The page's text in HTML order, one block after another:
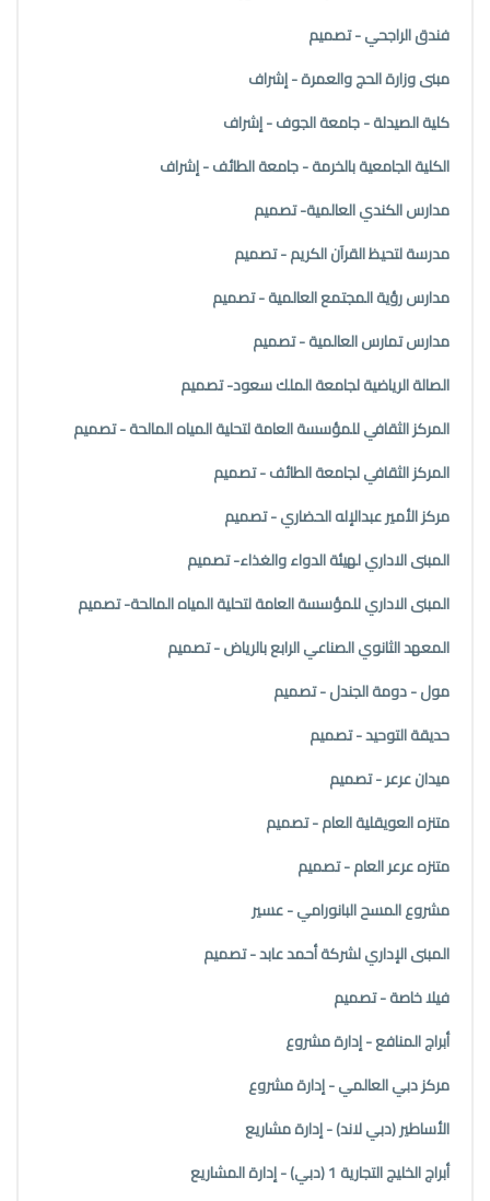
فندق الراجحي - تصميم
مبنى وزارة الحج والعمرة - إشراف
كلية الصيدلة - جامعة الجوف - إشراف
الكلية الجامعية بالخرمة - جامعة الطائف - إشراف
مدارس الكندي العالمية- تصميم
مدرسة لتحيظ القرآن الكريم - تصميم
مدارس رؤية المجتمع العالمية - تصميم
مدارس تمارس العالمية - تصميم
الصالة الرياضية لجامعة الملك سعود- تصميم
المركز الثقافي للمؤسسة العامة لتحلية المياه المالحة - تصميم
المركز الثقافي لجامعة الطائف - تصميم
مركز الأمير عبدالإله الحضاري - تصميم
المبنى الاداري لهيئة الدواء والغذاء- تصميم
المبنى الاداري للمؤسسة العامة لتحلية المياه المالحة- تصميم
المعهد الثانوي الصناعي الرابع بالرياض - تصميم
مول - دومة الجندل - تصميم
حديقة التوحيد - تصميم
ميدان عرعر - تصميم
متنزه العويقلية العام - تصميم
متنزه عرعر العام - تصميم
مشروع المسح البانورامي - عسير
المبنى الإداري لشركة أحمد عابد - تصميم
فيلا خاصة - تصميم
أبراج المنافع - إدارة مشروع
مركز دبي العالمي - إدارة مشروع
الأساطير (دبي لاند) - إدارة مشاريع
أبراج الخليج التجارية 1 (دبي) - إدارة المشاريع